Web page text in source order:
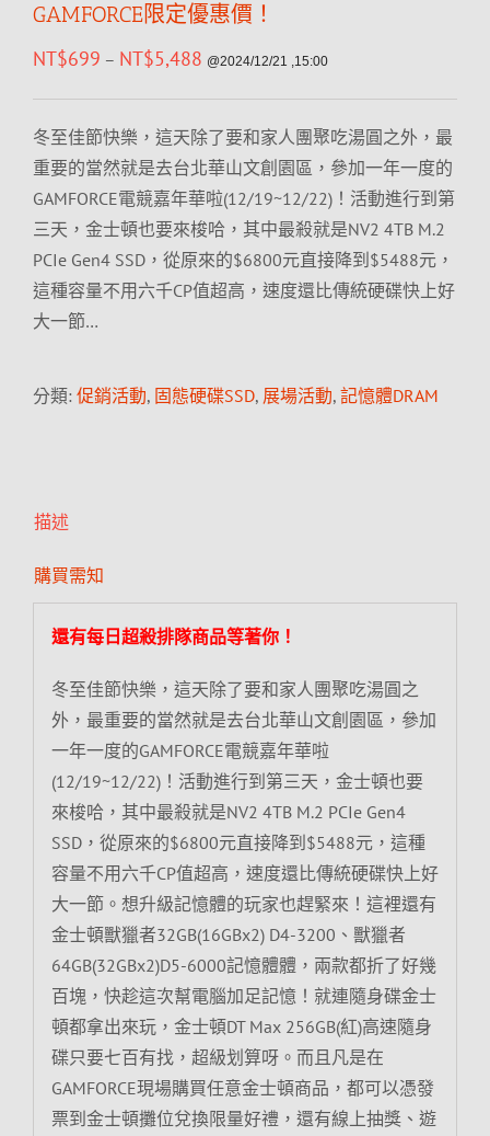
GAMFORCE限定優惠價！
NT$699 – NT$5,488 @2024/12/21 ,15:00
冬至佳節快樂，這天除了要和家人團聚吃湯圓之外，最
重要的當然就是去台北華山文創園區，參加一年一度的
GAMFORCE電競嘉年華啦(12/19~12/22)！活動進行到第
三天，金士頓也要來梭哈，其中最殺就是NV2 4TB M.2
PCIe Gen4 SSD，從原來的$6800元直接降到$5488元，
這種容量不用六千CP值超高，速度還比傳統硬碟快上好
大一節…
分類: 促銷活動, 固態硬碟SSD, 展場活動, 記憶體DRAM
描述
購買需知
還有每日超殺排隊商品等著你！
冬至佳節快樂，這天除了要和家人團聚吃湯圓之
外，最重要的當然就是去台北華山文創園區，參加
一年一度的GAMFORCE電競嘉年華啦
(12/19~12/22)！活動進行到第三天，金士頓也要
來梭哈，其中最殺就是NV2 4TB M.2 PCIe Gen4
SSD，從原來的$6800元直接降到$5488元，這種
容量不用六千CP值超高，速度還比傳統硬碟快上好
大一節。想升級記憶體的玩家也趕緊來！這裡還有
金士頓獸獵者32GB(16GBx2) D4-3200、獸獵者
64GB(32GBx2)D5-6000記憶體體，兩款都折了好幾
百塊，快趁這次幫電腦加足記憶！就連隨身碟金士
頓都拿出來玩，金士頓DT Max 256GB(紅)高速隨身
碟只要七百有找，超級划算呀。而且凡是在
GAMFORCE現場購買任意金士頓商品，都可以憑發
票到金士頓攤位兌換限量好禮，還有線上抽獎、遊